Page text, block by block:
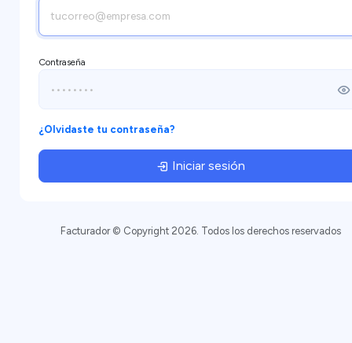
Contraseña
¿Olvidaste tu contraseña?
Iniciar sesión
Facturador © Copyright 2026. Todos los derechos reservados